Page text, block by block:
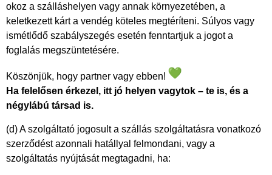
okoz a szálláshelyen vagy annak környezetében, a
keletkezett kárt a vendég köteles megtéríteni. Súlyos vagy
ismétlődő szabályszegés esetén fenntartjuk a jogot a
foglalás megszüntetésére.
Köszönjük, hogy partner vagy ebben!
Ha felelősen érkezel, itt jó helyen vagytok – te is, és a
négylábú társad is.
(d) A szolgáltató jogosult a szállás szolgáltatásra vonatkozó
szerződést azonnali hatállyal felmondani, vagy a
szolgáltatás nyújtását megtagadni, ha: